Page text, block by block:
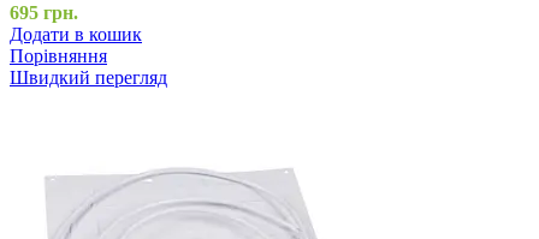
695 грн.
Додати в кошик
Порівняння
Швидкий перегляд